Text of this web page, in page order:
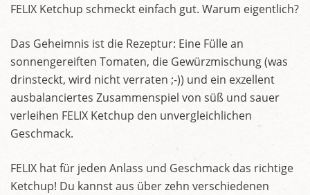
FELIX Ketchup schmeckt einfach gut. Warum eigentlich?
Das Geheimnis ist die Rezeptur: Eine Fülle an
sonnengereiften Tomaten, die Gewürzmischung (was
drinsteckt, wird nicht verraten ;-)) und ein exzellent
ausbalanciertes Zusammenspiel von süß und sauer
verleihen FELIX Ketchup den unvergleichlichen
Geschmack.
FELIX hat für jeden Anlass und Geschmack das richtige
Ketchup! Du kannst aus über zehn verschiedenen